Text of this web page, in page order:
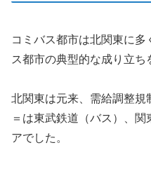
コミバス都市は北関東に
ス都市の典型的な成り立ち
北関東は元来、需給調整
＝は東武鉄道（バス）、
アでした。